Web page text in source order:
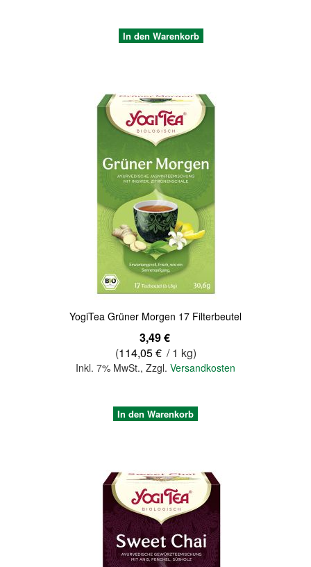
In den Warenkorb
YogiTea Grüner Morgen 17 Filterbeutel
3,49 €
(114,05 € / 1 kg)
Inkl. 7% MwSt., Zzgl. Versandkosten
In den Warenkorb